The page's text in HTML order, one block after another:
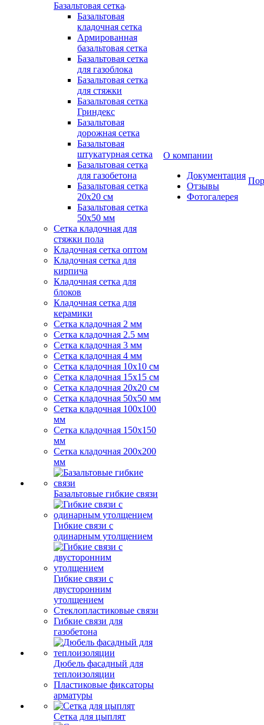
Базальтовая сетка
Базальтовая
кладочная сетка
Армированная
базальтовая сетка
Базальтовая сетка
для газоблока
Базальтовая сетка
для стяжки
Базальтовая сетка
Гриндекс
Базальтовая
дорожная сетка
Базальтовая
штукатурная сетка
Базальтовая сетка
для газобетона
Базальтовая сетка
20x20 см
Базальтовая сетка
50x50 мм
Сетка кладочная для
стяжки пола
Кладочная сетка оптом
Кладочная сетка для
кирпича
Кладочная сетка для
блоков
Кладочная сетка для
керамики
Сетка кладочная 2 мм
Сетка кладочная 2.5 мм
Сетка кладочная 3 мм
Сетка кладочная 4 мм
Сетка кладочная 10x10 см
Сетка кладочная 15x15 см
Сетка кладочная 20x20 см
Сетка кладочная 50x50 мм
Сетка кладочная 100x100
мм
Сетка кладочная 150x150
мм
Сетка кладочная 200x200
мм
Базальтовые гибкие связи
Гибкие связи с
одинарным утолщением
Гибкие связи с
двусторонним
утолщением
Стеклопластиковые связи
Гибкие связи для
газобетона
Дюбель фасадный для
теплоизоляции
Пластиковые фиксаторы
арматуры
Сетка для цыплят
О компании
Документация
Отзывы
Фотогалерея